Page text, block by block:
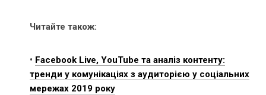
Читайте також:
• Facebook Live, YouTube та аналіз контенту:
тренди у комунікаціях з аудиторією у соціальних
мережах 2019 року